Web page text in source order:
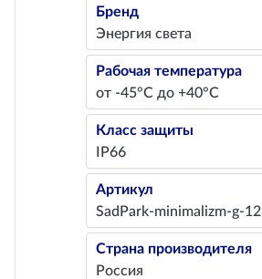
Бренд
Энергия света
Рабочая температура
от -45°С до +40°С
Класс защиты
IP66
Артикул
SadPark-minimalizm-g-12
Страна производителя
Россия